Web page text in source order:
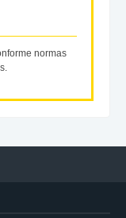
normas